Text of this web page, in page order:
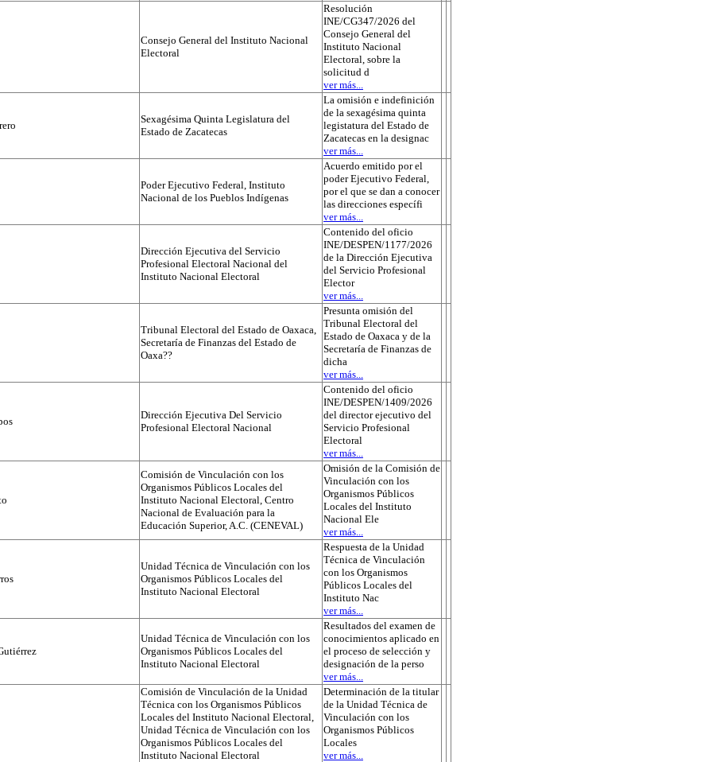
Consejo General del Instituto Nacional
Electoral
Resolución
INE/CG347/2026 del
Consejo General del
Instituto Nacional
Electoral, sobre la
solicitud d
ver más...
Sexagésima Quinta Legislatura del
Estado de Zacatecas
La omisión e indefinición
de la sexagésima quinta
legistatura del Estado de
Zacatecas en la designac
ver más...
Poder Ejecutivo Federal, Instituto
Nacional de los Pueblos Indígenas
Acuerdo emitido por el
poder Ejecutivo Federal,
por el que se dan a conocer
las direcciones específi
ver más...
Dirección Ejecutiva del Servicio
Profesional Electoral Nacional del
Instituto Nacional Electoral
Contenido del oficio
INE/DESPEN/1177/2026
de la Dirección Ejecutiva
del Servicio Profesional
Elector
ver más...
Tribunal Electoral del Estado de Oaxaca,
Secretaría de Finanzas del Estado de
Oaxa??
Presunta omisión del
Tribunal Electoral del
Estado de Oaxaca y de la
Secretaría de Finanzas de
dicha
ver más...
Dirección Ejecutiva Del Servicio
Profesional Electoral Nacional
Contenido del oficio
INE/DESPEN/1409/2026
del director ejecutivo del
Servicio Profesional
Electoral
ver más...
Comisión de Vinculación con los
Organismos Públicos Locales del
Instituto Nacional Electoral, Centro
Nacional de Evaluación para la
Educación Superior, A.C. (CENEVAL)
Omisión de la Comisión de
Vinculación con los
Organismos Públicos
Locales del Instituto
Nacional Ele
ver más...
Unidad Técnica de Vinculación con los
Organismos Públicos Locales del
Instituto Nacional Electoral
Respuesta de la Unidad
Técnica de Vinculación
con los Organismos
Públicos Locales del
Instituto Nac
ver más...
Unidad Técnica de Vinculación con los
Organismos Públicos Locales del
Instituto Nacional Electoral
Resultados del examen de
conocimientos aplicado en
el proceso de selección y
designación de la perso
ver más...
Comisión de Vinculación de la Unidad
Técnica con los Organismos Públicos
Locales del Instituto Nacional Electoral,
Unidad Técnica de Vinculación con los
Organismos Públicos Locales del
Instituto Nacional Electoral
Determinación de la titular
de la Unidad Técnica de
Vinculación con los
Organismos Públicos
Locales
ver más...